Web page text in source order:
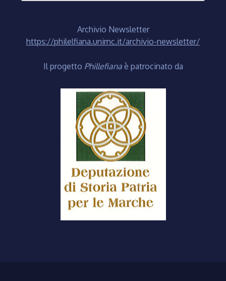
Archivio Newsletter
https://philelfiana.unimc.it/archivio-newsletter/
Il progetto Phillefiana è patrocinato da